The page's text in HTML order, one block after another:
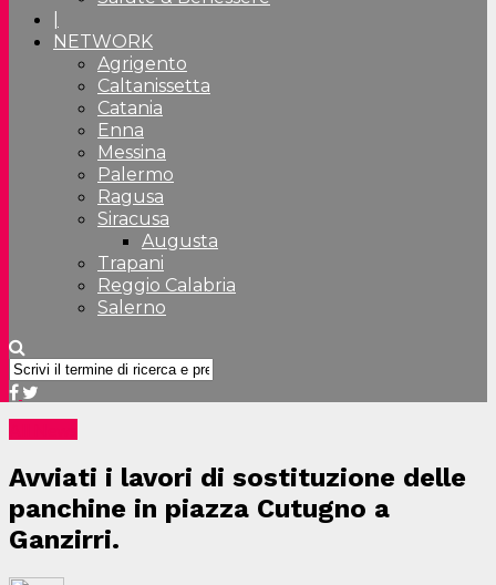
NETWORK
Agrigento
Caltanissetta
Catania
Enna
Messina
Palermo
Ragusa
Siracusa
Augusta
Trapani
Reggio Calabria
Salerno
Avviati i lavori di sostituzione delle
panchine in piazza Cutugno a
Ganzirri.